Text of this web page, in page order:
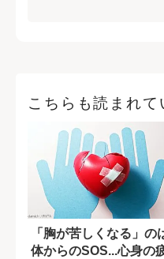
こちらも読まれて
「胸が苦しくなる」の
体からのSOS...心身の